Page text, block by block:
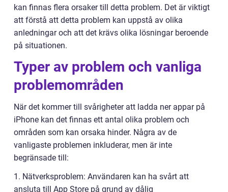
kan finnas flera orsaker till detta problem. Det är viktigt
att förstå att detta problem kan uppstå av olika
anledningar och att det krävs olika lösningar beroende
på situationen.
Typer av problem och vanliga
problemområden
När det kommer till svårigheter att ladda ner appar på
iPhone kan det finnas ett antal olika problem och
områden som kan orsaka hinder. Några av de
vanligaste problemen inkluderar, men är inte
begränsade till:
1. Nätverksproblem: Användaren kan ha svårt att
ansluta till App Store på grund av dålig